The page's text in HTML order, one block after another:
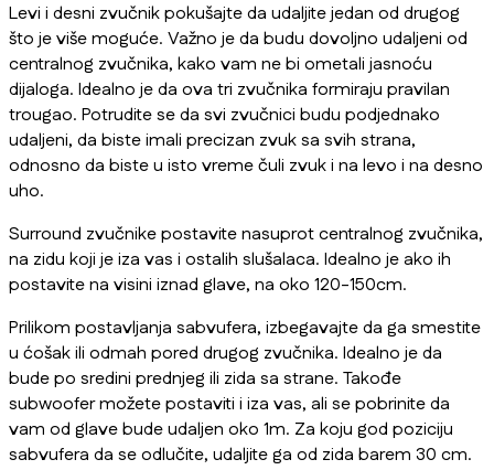
Levi i desni zvučnik pokušajte da udaljite jedan od drugog
što je više moguće. Važno je da budu dovoljno udaljeni od
centralnog zvučnika, kako vam ne bi ometali jasnoću
dijaloga. Idealno je da ova tri zvučnika formiraju pravilan
trougao. Potrudite se da svi zvučnici budu podjednako
udaljeni, da biste imali precizan zvuk sa svih strana,
odnosno da biste u isto vreme čuli zvuk i na levo i na desno
uho.
Surround zvučnike postavite nasuprot centralnog zvučnika,
na zidu koji je iza vas i ostalih slušalaca. Idealno je ako ih
postavite na visini iznad glave, na oko 120-150cm.
Prilikom postavljanja sabvufera, izbegavajte da ga smestite
u ćošak ili odmah pored drugog zvučnika. Idealno je da
bude po sredini prednjeg ili zida sa strane. Takođe
subwoofer možete postaviti i iza vas, ali se pobrinite da
vam od glave bude udaljen oko 1m. Za koju god poziciju
sabvufera da se odlučite, udaljite ga od zida barem 30 cm.